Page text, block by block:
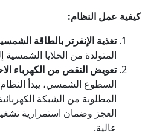
كيفية عمل النظام:
تغذية الإنفرتر بالطاقة
المتولدة من الخلايا الشمسية
تعويض النقص من الكهرباء
السطوع الشمسي، يبدأ
المطلوبة من الشبكة
العجز وضمان استمرارية
عالية.